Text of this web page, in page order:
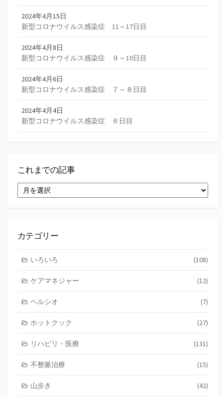
2024年4月15日
新型コロナウイルス感染症 11～17日目
2024年4月8日
新型コロナウイルス感染症 ９～10日目
2024年4月6日
新型コロナウイルス感染症 ７～８日目
2024年4月4日
新型コロナウイルス感染症 ６日目
これまでの記事
れ
記
カテゴリー
いろいろ (108)
ケアマネジャー (12)
ヘルシオ (7)
ホットクック (27)
リハビリ・医療 (131)
不整脈治療 (15)
山歩き (42)